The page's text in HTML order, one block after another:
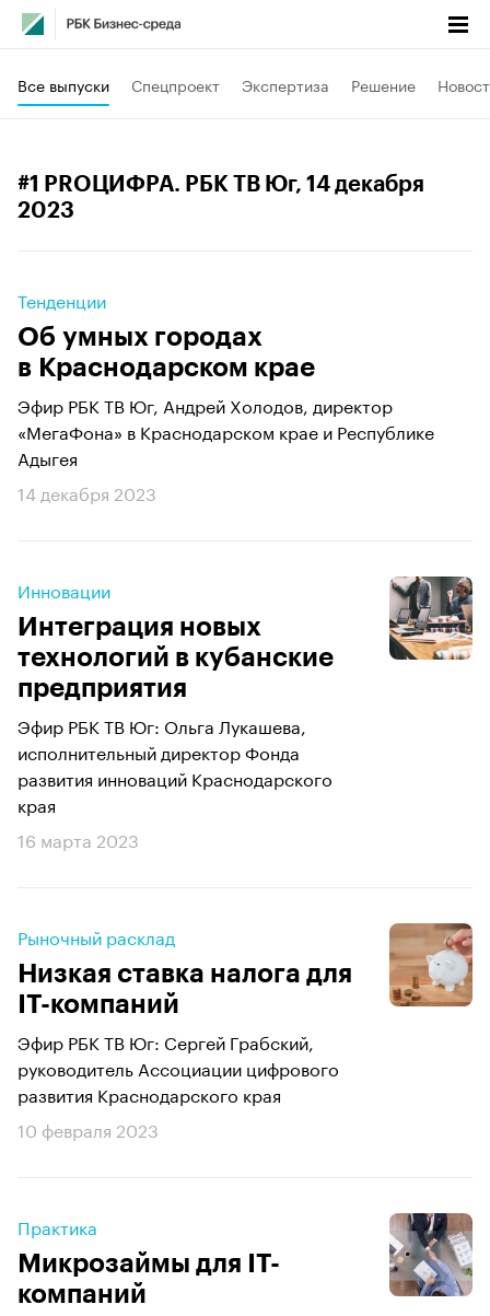
Все выпуски Спецпроект Экспертиза Решение
#1 PROЦИФРА. РБК ТВ Юг, 14 декабря
2023
Тенденции
Об умных городах
в Краснодарском крае
Эфир РБК ТВ Юг, Андрей Холодов, директор
«МегаФона» в Краснодарском крае и Республике
Адыгея
14 декабря 2023
Инновации
Интеграция новых
технологий в кубанские
предприятия
Эфир РБК ТВ Юг: Ольга Лукашева,
исполнительный директор Фонда
развития инноваций Краснодарского
края
16 марта 2023
Рыночный расклад
Низкая ставка налога для
IT-компаний
Эфир РБК ТВ Юг: Сергей Грабский,
руководитель Ассоциации цифрового
развития Краснодарского края
10 февраля 2023
Практика
Микрозаймы для IT-
компаний